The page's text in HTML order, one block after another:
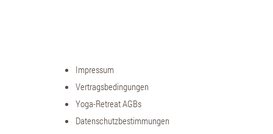
Impressum
Vertragsbedingungen
Yoga-Retreat AGBs
Datenschutzbestimmungen